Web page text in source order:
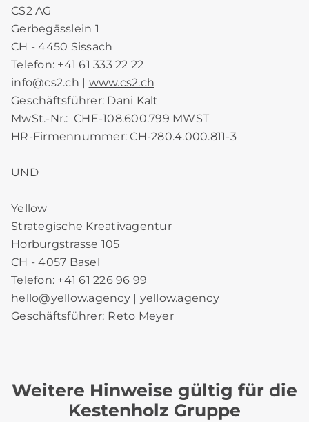
CS2 AG
Gerbegässlein 1
CH - 4450 Sissach
Telefon: +41 61 333 22 22
info@cs2.ch | www.cs2.ch
Geschäftsführer: Dani Kalt
MwSt.-Nr.: CHE-108.600.799 MWST
HR-Firmennummer: CH-280.4.000.811-3
UND
Yellow
Strategische Kreativagentur
Horburgstrasse 105
CH - 4057 Basel
Telefon: +41 61 226 96 99
hello@yellow.agency| yellow.agency
Geschäftsführer: Reto Meyer
Weitere Hinweise gültig für die
Kestenholz Gruppe